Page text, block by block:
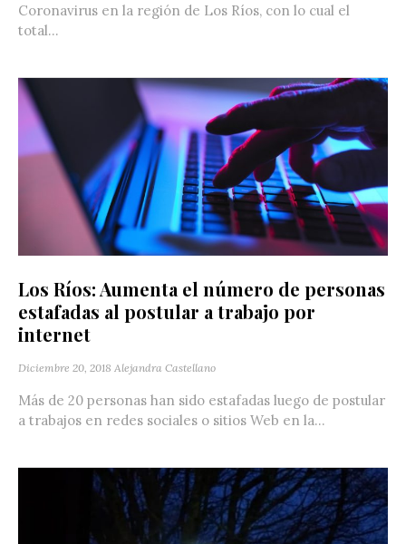
Coronavirus en la región de Los Ríos, con lo cual el
total...
Los Ríos: Aumenta el número de personas
estafadas al postular a trabajo por
internet
Diciembre 20, 2018 Alejandra Castellano
Más de 20 personas han sido estafadas luego de postular
a trabajos en redes sociales o sitios Web en la...